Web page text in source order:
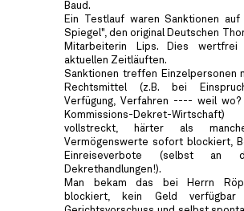
Baud.
Ein Testlauf waren Sanktionen
Spiegel", den original Deutschen
Mitarbeiterin Lips. Dies
aktuellen Zeitläuften.
Sanktionen treffen Einzelpersonen
Rechtsmittel (z.B. bei
Verfügung, Verfahren ---- weil
Kommissions-Dekret-
vollstreckt, härter als
Vermögenswerte sofort blockiert,
Einreiseverbote (selbst an
Dekrethandlungen!).
Man bekam das bei Herrn
blockiert, kein Geld verfügbar